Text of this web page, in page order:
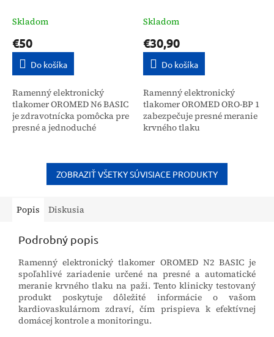
Skladom
€50
Do košíka
Ramenný elektronický
tlakomer OROMED N6 BASIC
je zdravotnícka pomôcka pre
presné a jednoduché
kontrolu zdravia širokej
verejnosti,...
Skladom
€30,90
Do košíka
Ramenný elektronický
tlakomer OROMED ORO-BP 1
zabezpečuje presné meranie
krvného tlaku
Je určený pre širokú
verejnosť na...
ZOBRAZIŤ VŠETKY SÚVISIACE PRODUKTY
Popis Diskusia
Podrobný popis
Ramenný elektronický tlakomer OROMED N2 BASIC je
spoľahlivé zariadenie určené na presné a automatické
meranie krvného tlaku na paži. Tento klinicky testovaný
produkt poskytuje dôležité informácie o vašom
kardiovaskulárnom zdraví, čím prispieva k efektívnej
domácej kontrole a monitoringu.